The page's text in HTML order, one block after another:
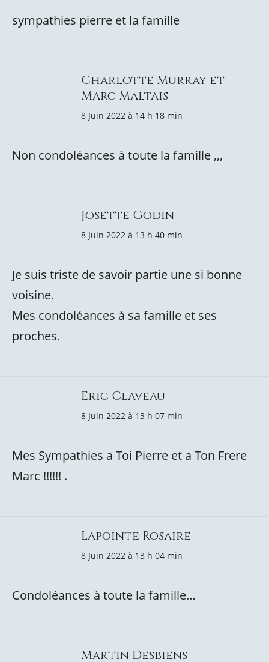
sympathies pierre et la famille
Charlotte Murray et
Marc Maltais
8 Juin 2022 à 14 h 18 min
Non condoléances à toute la famille ,,,
Josette Godin
8 Juin 2022 à 13 h 40 min
Je suis triste de savoir partie une si bonne
voisine.
Mes condoléances à sa famille et ses
proches.
Eric Claveau
8 Juin 2022 à 13 h 07 min
Mes Sympathies a Toi Pierre et a Ton Frere
Marc !!!!!! .
Lapointe Rosaire
8 Juin 2022 à 13 h 04 min
Condoléances à toute la famille…
Martin Desbiens